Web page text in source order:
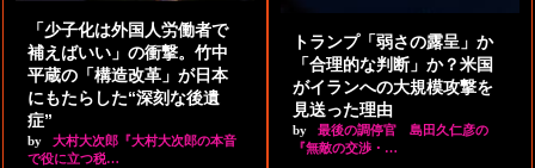
「少子化は外国人労働者で
補えばいい」の衝撃。竹中
平蔵の「構造改革」が日本
にもたらした“深刻な後遺
症”
by
大村大次郎『大村大次郎の本音
で役に立つ税…
トランプ「弱さの露呈」か
「合理的な判断」か？米国
がイランへの大規模攻撃を
見送った理由
by
最後の調停官 島田久仁彦の
『無敵の交渉・…